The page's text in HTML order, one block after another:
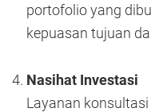
portofolio yang
kepuasan tujuan
Nasihat Investasi
Layanan